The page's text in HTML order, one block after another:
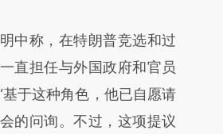
称，在特朗普竞选和过
直担任与外国政府和官员
于这种角色，他已自愿请
的问询。不过，这项提议